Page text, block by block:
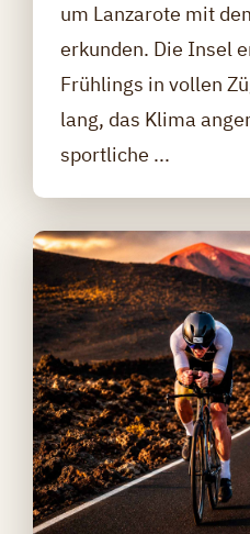
um Lanzarote mit
erkunden. Die Insel
Frühlings in vollen
lang, das Klima
sportliche ...